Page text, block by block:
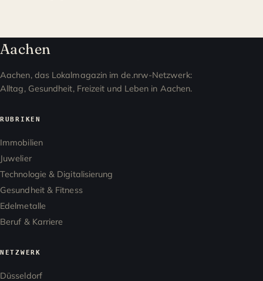
Aachen
Aachen, das Lokalmagazin im de.nrw-Netzwerk:
Alltag, Gesundheit, Freizeit und Leben in Aachen.
RUBRIKEN
Immobilien
Juwelier
Technologie & Digitalisierung
Gesundheit & Fitness
Edelmetalle
Beruf & Karriere
NETZWERK
Düsseldorf